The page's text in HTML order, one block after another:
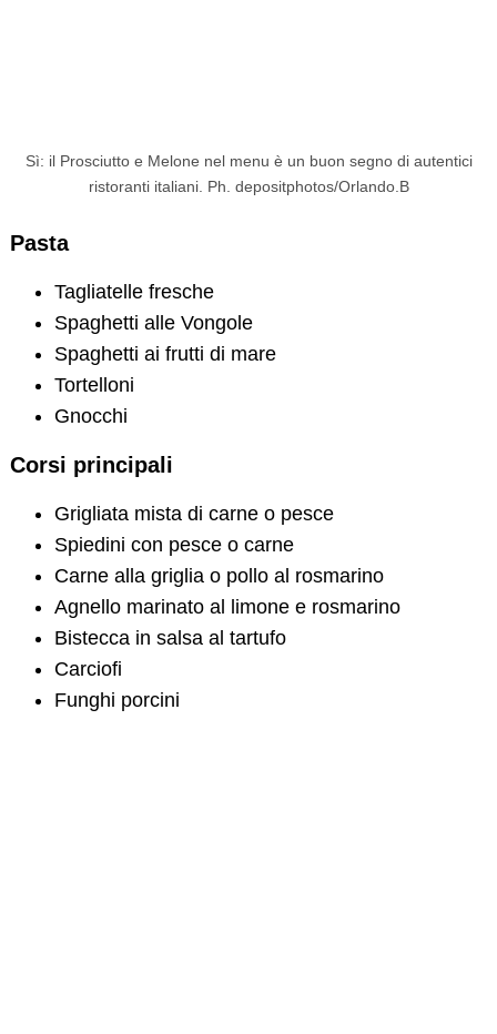
Sì: il Prosciutto e Melone nel menu è un buon segno di autentici
ristoranti italiani. Ph. depositphotos/Orlando.B
Pasta
Tagliatelle fresche
Spaghetti alle Vongole
Spaghetti ai frutti di mare
Tortelloni
Gnocchi
Corsi principali
Grigliata mista di carne o pesce
Spiedini con pesce o carne
Carne alla griglia o pollo al rosmarino
Agnello marinato al limone e rosmarino
Bistecca in salsa al tartufo
Carciofi
Funghi porcini